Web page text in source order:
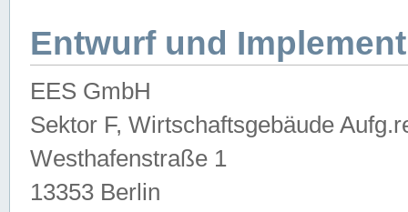
Entwurf und
EES GmbH
Sektor F, Wirtschaftsgebäude
Westhafenstraße 1
13353 Berlin